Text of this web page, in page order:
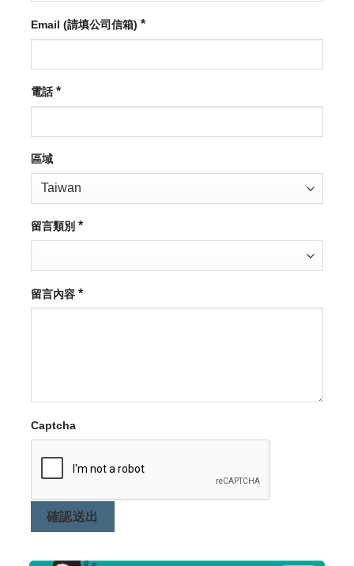
Email (請填公司信箱)*
電話*
區域
留言類別*
留言內容*
Captcha
確認送出